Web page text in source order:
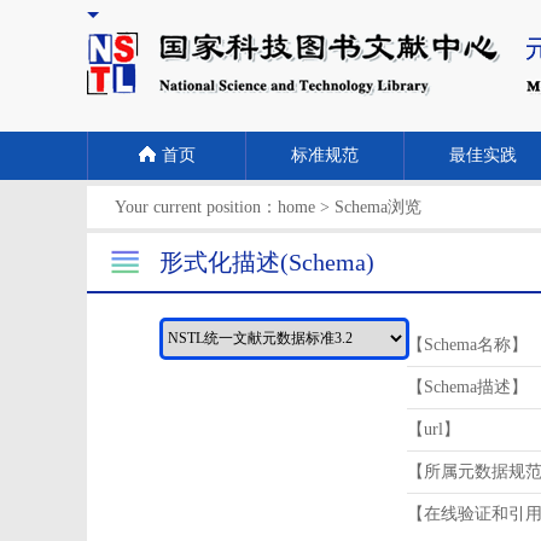
首页 标准规范 最佳实践
Your current position： home > Schema浏览
形式化描述(Schema)
【Schema名称】
【Schema描述】
【url】
【所属元数据规
【在线验证和引